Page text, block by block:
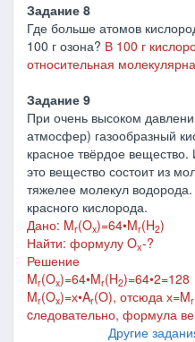
Задание 8
Где больше атомов
100 г озона? В 100 г
относительная
Задание 9
При очень высоком
атмосфер) газообразный
красное твёрдое
это вещество состоит из
тяжелее молекул
красного кислорода.
Дано: Mr(Ox)=64•Mr(H2)
Найти: формулу Oх-?
Решение
Mr(Ox)=64•Mr(H2)=64•2=128
Mr(Ox)=х•Ar(O), отсюда х=Mr
cледовательно, формула
Другие